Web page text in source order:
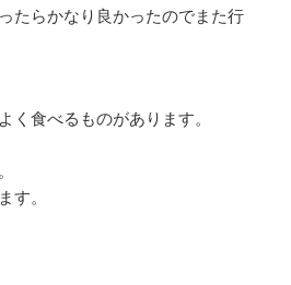
たらかなり良かったのでまた行
く食べるものがあります。
す。